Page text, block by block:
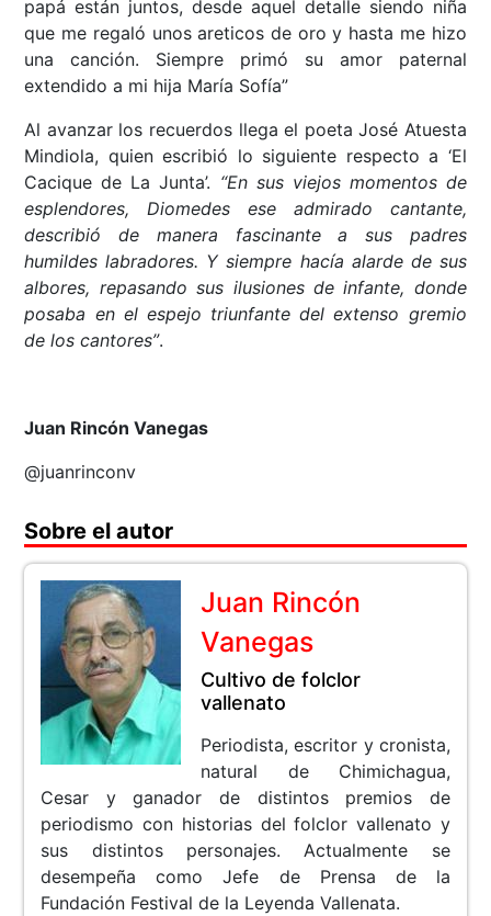
papá están juntos, desde aquel detalle siendo niña
que me regaló unos areticos de oro y hasta me hizo
una canción. Siempre primó su amor paternal
extendido a mi hija María Sofía”
Al avanzar los recuerdos llega el poeta José Atuesta
Mindiola, quien escribió lo siguiente respecto a ‘El
Cacique de La Junta’. “En sus viejos momentos de
esplendores, Diomedes ese admirado cantante,
describió de manera fascinante a sus padres
humildes labradores. Y siempre hacía alarde de sus
albores, repasando sus ilusiones de infante, donde
posaba en el espejo triunfante del extenso gremio
de los cantores”.
Juan Rincón Vanegas
@juanrinconv
Sobre el autor
Juan Rincón
Vanegas
Cultivo de folclor
vallenato
Periodista, escritor y cronista,
natural de Chimichagua,
Cesar y ganador de distintos premios de
periodismo con historias del folclor vallenato y
sus distintos personajes. Actualmente se
desempeña como Jefe de Prensa de la
Fundación Festival de la Leyenda Vallenata.